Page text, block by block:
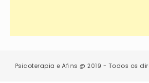
Psicoterapia e Afins @ 2019 - Todos os
Clique aqui para falar direto